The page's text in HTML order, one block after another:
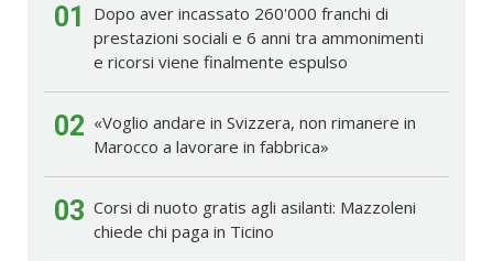
01
Dopo aver incassato 260'000 franchi di
prestazioni sociali e 6 anni tra ammonimenti
e ricorsi viene finalmente espulso
02 «Voglio andare in Svizzera, non rimanere in
Marocco a lavorare in fabbrica»
03 Corsi di nuoto gratis agli asilanti: Mazzoleni
chiede chi paga in Ticino